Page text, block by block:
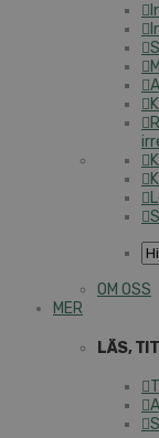
OM OSS
MER
LÄS,